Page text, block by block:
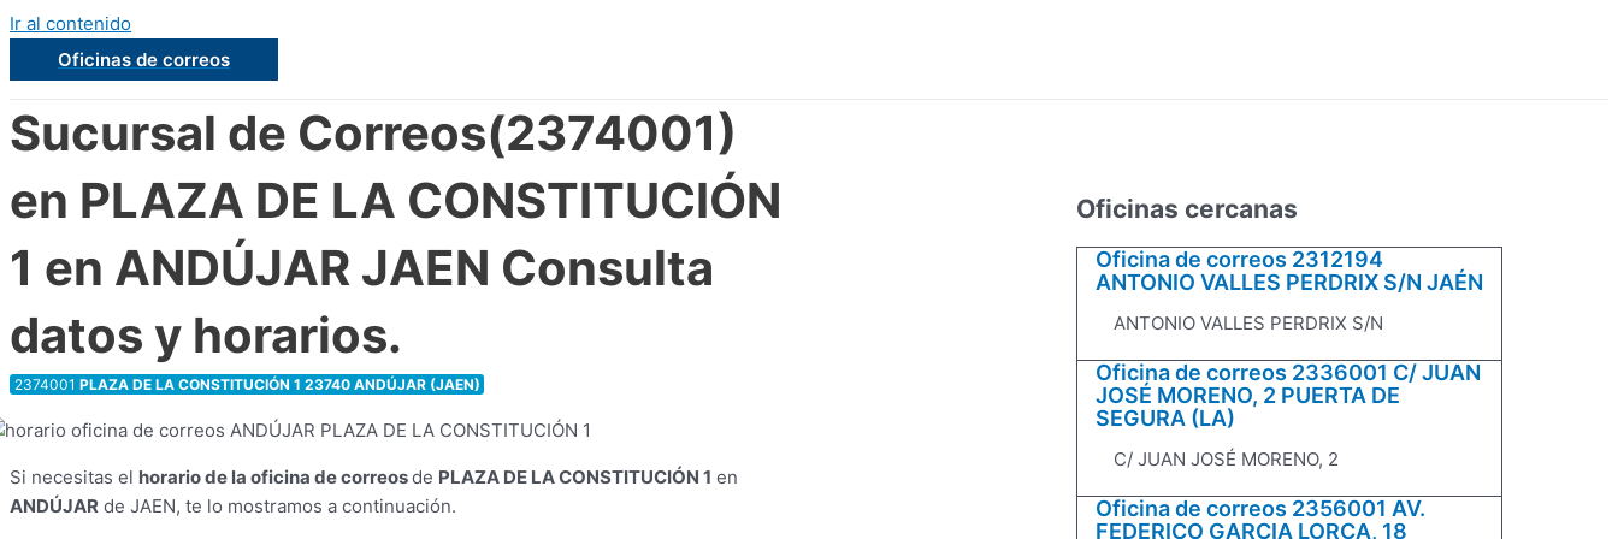
Ir al contenido
Oficinas de correos
Sucursal de Correos(2374001)
en PLAZA DE LA CONSTITUCIÓN
1 en ANDÚJAR JAEN Consulta
datos y horarios.
2374001 PLAZA DE LA CONSTITUCIÓN 1 23740 ANDÚJAR (JAEN)
Si necesitas el horario de la oficina de correosde PLAZA DE LA CONSTITUCIÓN 1 en
ANDÚJAR de JAEN, te lo mostramos a continuación.
Oficinas cercanas
Oficina de correos 2312194
ANTONIO VALLES PERDRIX S/N JAÉN
ANTONIO VALLES PERDRIX S/N
Oficina de correos 2336001 C/ JUAN
JOSÉ MORENO, 2 PUERTA DE
SEGURA (LA)
C/ JUAN JOSÉ MORENO, 2
Oficina de correos 2356001 AV.
FEDERICO GARCIA LORCA, 18